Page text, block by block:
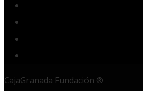
CajaGranada Fundación ®